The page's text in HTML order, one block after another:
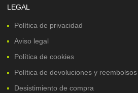
LEGAL
Política de privacidad
Aviso legal
Política de cookies
Política de devoluciones y reembolsos
Desistimiento de compra